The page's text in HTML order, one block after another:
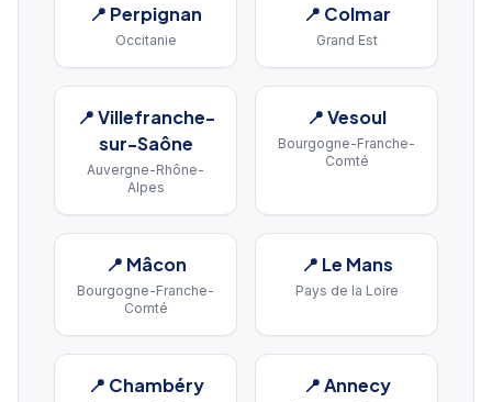
📍 Perpignan
Occitanie
📍 Colmar
Grand Est
📍Villefranche-
sur-Saône
Auvergne-Rhône-
Alpes
📍Vesoul
Bourgogne-Franche-
Comté
📍 Mâcon
Bourgogne-Franche-
Comté
📍 Le Mans
Pays de la Loire
📍 Chambéry 📍Annecy